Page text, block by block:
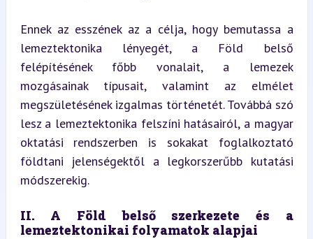
Ennek az esszének az a célja, hogy bemutassa a
lemeztektonika lényegét, a Föld belső
felépítésének főbb vonalait, a lemezek
mozgásainak típusait, valamint az elmélet
megszületésének izgalmas történetét. Továbbá szó
lesz a lemeztektonika felszíni hatásairól, a magyar
oktatási rendszerben is sokakat foglalkoztató
földtani jelenségektől a legkorszerűbb kutatási
módszerekig.
II. A Föld belső szerkezete és a
lemeztektonikai folyamatok alapjai